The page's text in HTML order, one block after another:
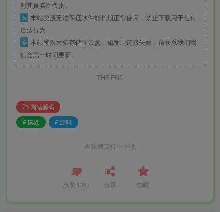
对其真实性负责。
5 本站资源无法保证软件能长期正常使用，禁止下载用于任何
违法行为
6 本站资源大多存储在云盘，如发现链接失效，请联系我们我
们会第一时间更新。
THE END
网站源码
# 模板
# 源码
喜欢就支持一下吧
点赞 1387 分享 收藏